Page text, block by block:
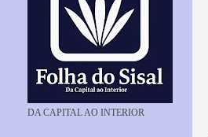
DA CAPITAL AO INTERIOR